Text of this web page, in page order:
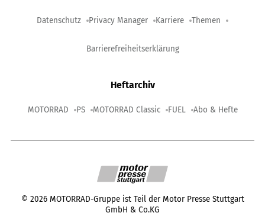
Datenschutz Privacy Manager Karriere Themen
Barrierefreiheitserklärung
Heftarchiv
MOTORRAD PS MOTORRAD Classic FUEL Abo & Hefte
© 2026 MOTORRAD-Gruppe ist Teil der Motor Presse Stuttgart
GmbH & Co.KG